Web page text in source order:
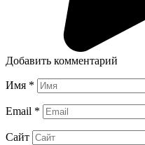
Добавить комментарий
Имя *
Email *
Сайт